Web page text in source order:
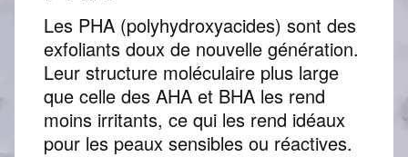
Les PHA (polyhydroxyacides) sont des
exfoliants doux de nouvelle génération.
Leur structure moléculaire plus large
que celle des AHA et BHA les rend
moins irritants, ce qui les rend idéaux
pour les peaux sensibles ou réactives.